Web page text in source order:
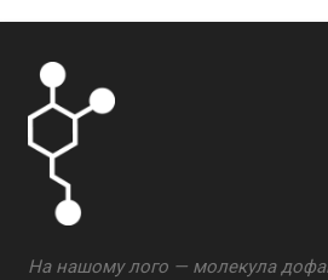
На нашому лого — молекула